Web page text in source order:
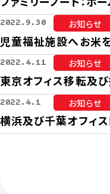
2022.9.30 お知らせ
児童福祉施設へお米
2022.4.11 お知らせ
東京オフィス移転及
2022.4.1 お知らせ
横浜及び千葉オフィ